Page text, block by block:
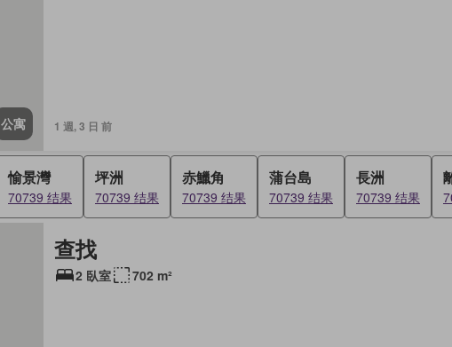
公寓 1 週, 3 日 前
愉景灣
70739 结果
坪洲
70739 结果
赤鱲角
70739 结果
蒲台島
70739 结果
長洲
70739 结果
查找
2 臥室 702 m²